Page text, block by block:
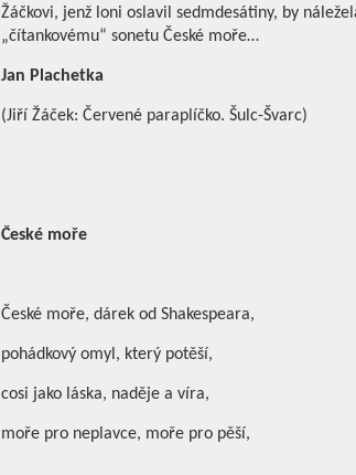
Žáčkovi, jenž loni oslavil sedmdesátiny, by
„čítankovému“ sonetu České moře…
Jan Plachetka
(Jiří Žáček: Červené paraplíčko. Šulc-Švarc)
České moře
České moře, dárek od Shakespeara,
pohádkový omyl, který potěší,
cosi jako láska, naděje a víra,
moře pro neplavce, moře pro pěší,